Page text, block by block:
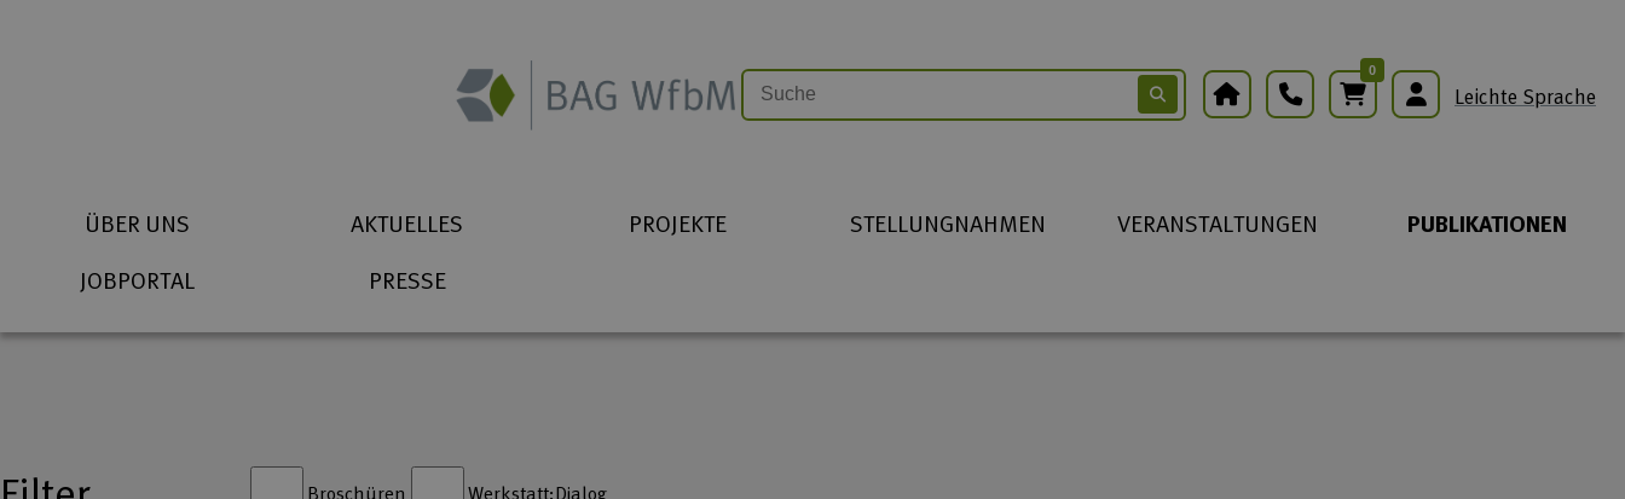
Warenkorb
0
Leichte Sprache
ÜBER UNS AKTUELLES PROJEKTE STELLUNGNAHMEN VERANSTALTUNGEN
PUBLIKATIONEN
JOBPORTAL
PRESSE
Broschüren Werkstatt:Dialog